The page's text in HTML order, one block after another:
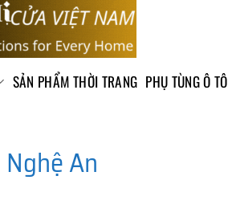
SẢN PHẨM THỜI TRANG PHỤ TÙNG Ô TÔ
An